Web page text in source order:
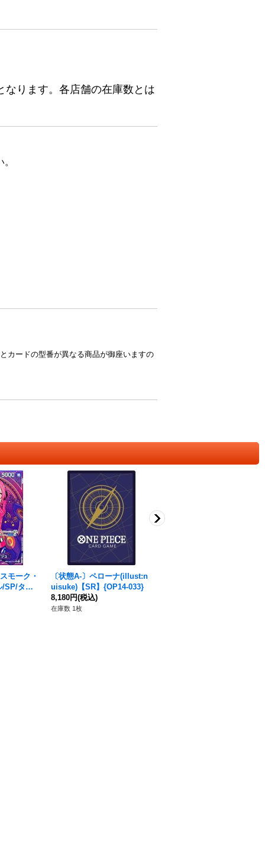
なります。各店舗の在庫数とは
カードの型番が異なる商品が御座いますの
モーク・
/SP/タロ
031}
〔状態A-〕ペローナ(illust:n
uisuke)【SR】{OP14-033}
8,180円(税込)
在庫数 1枚